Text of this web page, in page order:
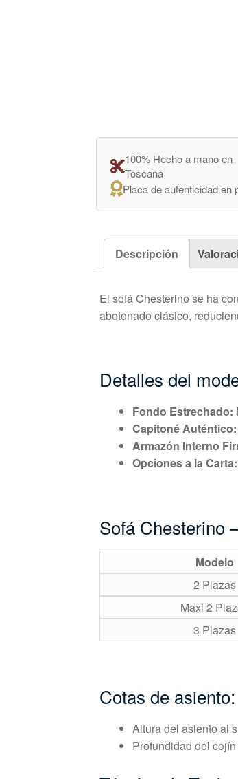
100% Hecho a mano en
Toscana
Placa de autenticidad en
Descripción
El sofá Chesterino se ha
abotonado clásico,
Detalles del
Fondo Estrechado:
Capitoné Auténtico:
Armazón Interno
Opciones a la Carta:
Sofá Chesterino
Modelo
2 Plazas
Maxi 2
3 Plazas
Cotas de asiento:
Altura del asiento al
Profundidad del